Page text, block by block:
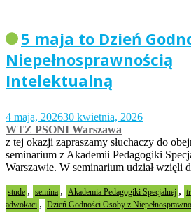
5 maja to Dzień
Niepełnosprawnością
Intelektualną
4 maja, 202630 kwietnia, 2026
WTZ PSONI Warszawa
z tej okazji zapraszamy słuchaczy do
seminarium z Akademii Pedagogiki
Warszawie. W seminarium udział wzięli
stude , semina , Akademia Pedagogiki Specjalnej ,
adwokaci , Dzień Godności Osoby z